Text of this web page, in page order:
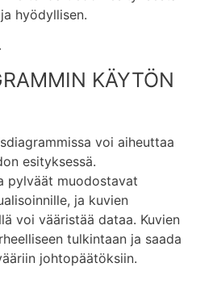
hyödyllisen.
KÄYTÖN
voi aiheuttaa
esityksessä.
pylväät muodostavat
ja kuvien
voi vääristää dataa. Kuvien
tulkintaan ja saada
johtopäätöksiin.